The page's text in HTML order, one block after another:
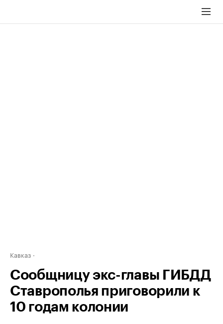
Кавказ
Сообщницу экс-главы ГИБДД
Ставрополья приговорили к
10 годам колонии